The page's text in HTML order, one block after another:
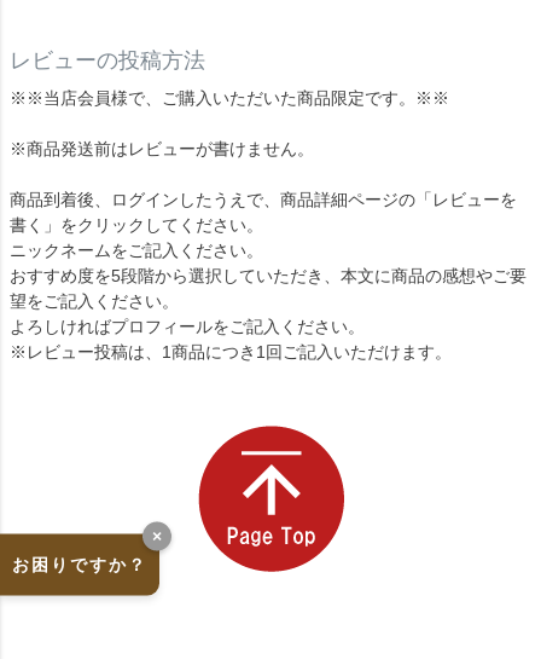
レビューの投稿方法
※※当店会員様で、ご購入いただいた商品限定です。※※
※商品発送前はレビューが書けません。
商品到着後、ログインしたうえで、商品詳細ページの「レビューを
書く」をクリックしてください。
ニックネームをご記入ください。
おすすめ度を5段階から選択していただき、本文に商品の感想やご要
望をご記入ください。
よろしければプロフィールをご記入ください。
※レビュー投稿は、1商品につき1回ご記入いただけます。
お困りですか？
×